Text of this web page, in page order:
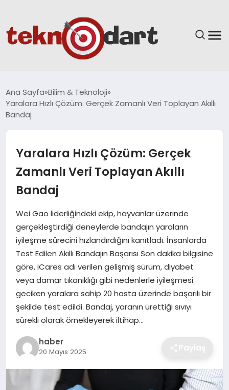
YAŞAM
GÜNDEM
SPOR
EKONOMI
MAGAZIN
OTOMOBIL
TEKNOLOJI
Ana Sayfa Bilim & Teknoloji
Yaralara Hızlı Çözüm: Gerçek Zamanlı Veri Toplayan Akıllı
Bandaj
Yaralara Hızlı Çözüm: Gerçek
Zamanlı Veri Toplayan Akıllı
Bandaj
Wei Gao liderliğindeki ekip, hayvanlar üzerinde
gerçekleştirdiği deneylerde bandajın yaraların
iyileşme sürecini hızlandırdığını kanıtladı. İnsanlarda
Test Edilen Akıllı Bandajın Başarısı Son dakika bilgisine
göre, iCares adı verilen gelişmiş sürüm, diyabet
veya damar tıkanıklığı gibi nedenlerle iyileşmesi
geciken yaralara sahip 20 hasta üzerinde başarılı bir
şekilde test edildi. Bandaj, yaranın ürettiği sıvıyı
sürekli olarak örnekleyerek iltihap…
haber
20 Mayıs 2025